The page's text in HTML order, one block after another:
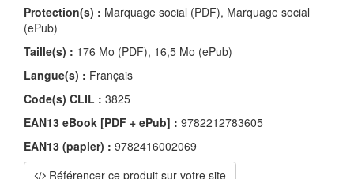
Protection(s) : Marquage social (PDF), Marquage social
(ePub)
Taille(s) : 176 Mo (PDF), 16,5 Mo (ePub)
Langue(s) : Français
Code(s) CLIL : 3825
EAN13 eBook [PDF + ePub] : 9782212783605
EAN13 (papier) : 9782416002069
Référencer ce produit sur votre site